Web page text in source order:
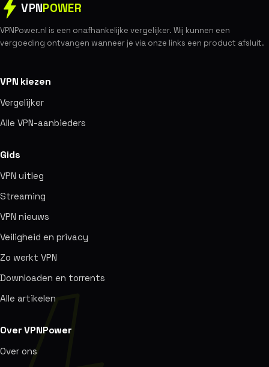
VPNPOWER
VPNPower.nl is een onafhankelijke vergelijker. Wij kunnen een
vergoeding ontvangen wanneer je via onze links een product afsluit.
VPN kiezen
Vergelijker
Alle VPN-aanbieders
Gids
VPN uitleg
Streaming
VPN nieuws
Veiligheid en privacy
Zo werkt VPN
Downloaden en torrents
Alle artikelen
Over VPNPower
Over ons